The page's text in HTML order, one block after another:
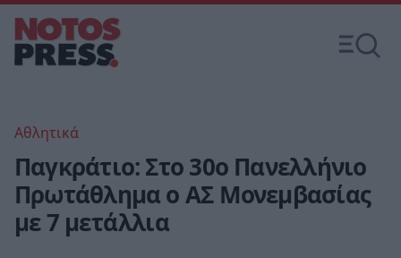
Αθλητικά
Παγκράτιο: Στο 30ο Πανελλήνιο
Πρωτάθλημα ο ΑΣ Μονεμβασίας
με 7 μετάλλια